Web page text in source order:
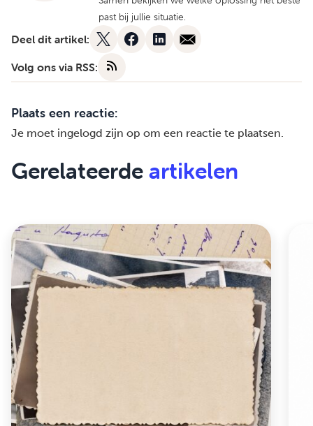
past bij jullie situatie.
Deel dit artikel:
Volg ons via RSS:
Plaats een reactie:
Je moet ingelogd zijn op om een reactie te plaatsen.
Gerelateerde artikelen